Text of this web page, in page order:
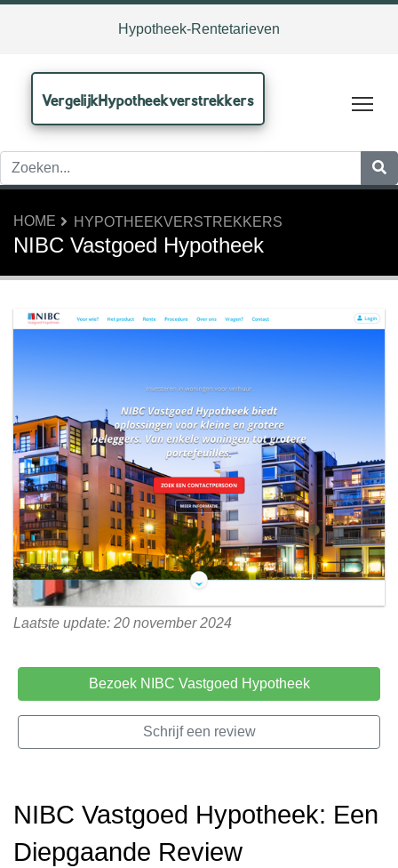
Hypotheek-Rentetarieven
VergelijkHypotheekverstrekkers
HOME HYPOTHEEKVERSTREKKERS
NIBC Vastgoed Hypotheek
Laatste update: 20 november 2024
Bezoek NIBC Vastgoed Hypotheek
Schrijf een review
NIBC Vastgoed Hypotheek: Een
Diepgaande Review